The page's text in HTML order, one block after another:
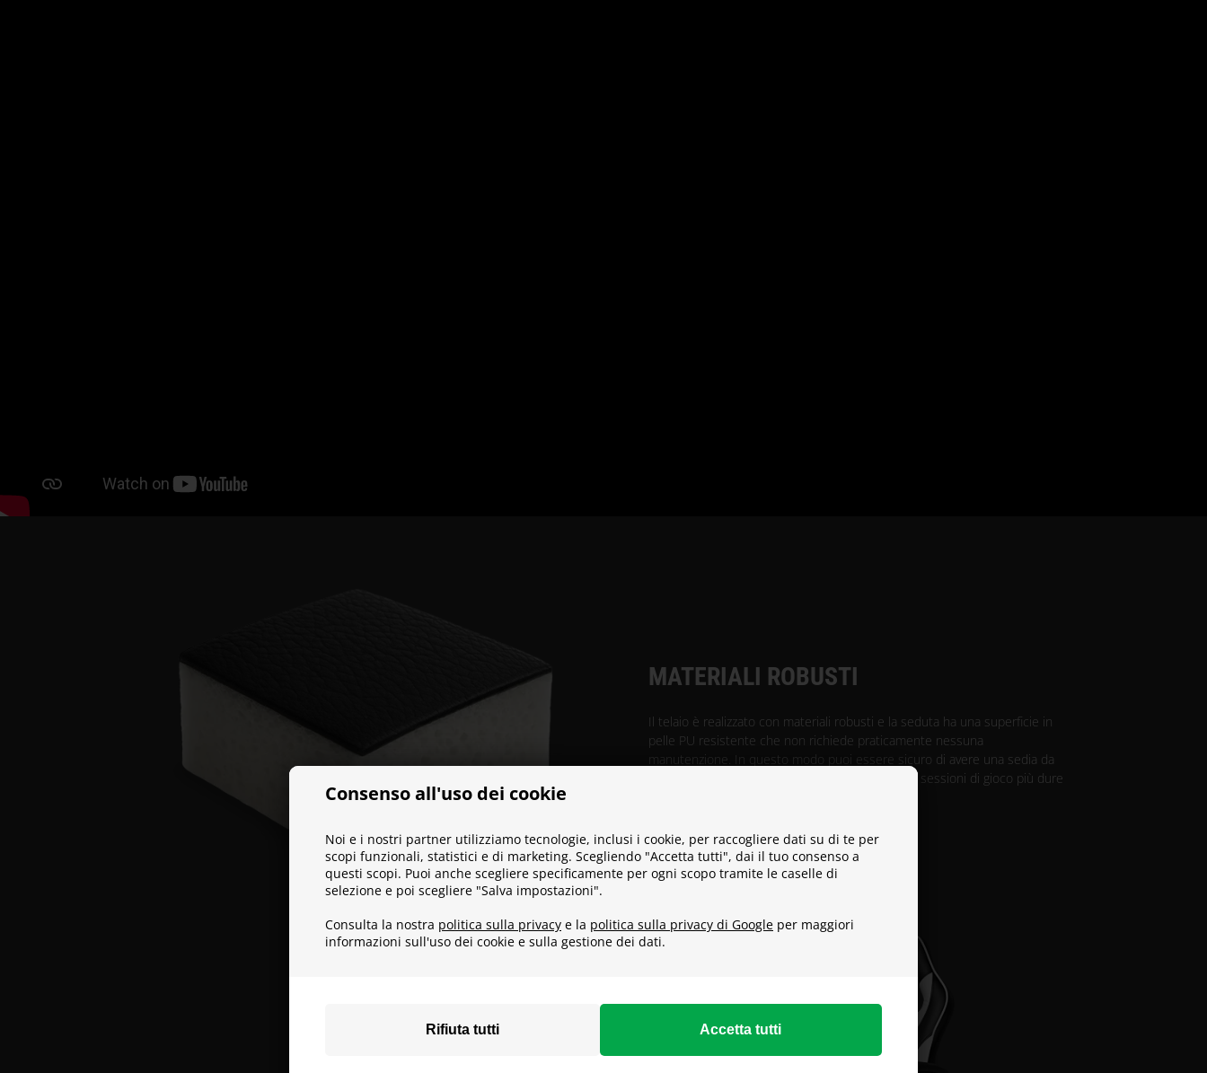
Consenso all'uso dei cookie
Noi e i nostri partner utilizziamo tecnologie, inclusi i cookie, per raccogliere dati su di te per
scopi funzionali, statistici e di marketing. Scegliendo "Accetta tutti", dai il tuo consenso a
questi scopi. Puoi anche scegliere specificamente per ogni scopo tramite le caselle di
selezione e poi scegliere "Salva impostazioni".
Consulta la nostra politica sulla privacy e la politica sulla privacy di Google per maggiori
informazioni sull'uso dei cookie e sulla gestione dei dati.
MATERIALI ROBUSTI
Il telaio è realizzato con materiali robusti e la seduta ha una superficie in
pelle PU resistente che non richiede praticamente nessuna
manutenzione. In questo modo puoi essere sicuro di avere una sedia da
gaming che sarà in grado di accompagnarti nelle sessioni di gioco più dure